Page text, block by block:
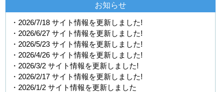
お知らせ
・2026/7/18 サイト情報を更新しました!
・2026/6/27 サイト情報を更新しました!
・2026/5/23 サイト情報を更新しました!
・2026/4/26 サイト情報を更新しました!
・2026/3/2 サイト情報を更新しました!
・2026/2/17 サイト情報を更新しました!
・2026/1/2 サイト情報を更新しました